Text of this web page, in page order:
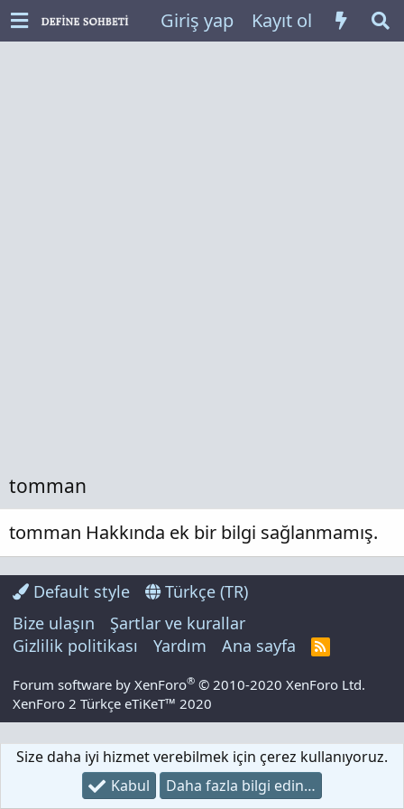
Giriş yap Kayıt ol
tomman
tomman Hakkında ek bir bilgi sağlanmamış.
Default style
Türkçe (TR)
Bize ulaşın
Şartlar ve kurallar
Gizlilik politikası
Yardım Ana sayfa
R
S
Forum software by XenForo® © 2010-2020 XenForo Ltd.
XenForo 2 Türkçe eTiKeT™ 2020
Size daha iyi hizmet verebilmek için çerez kullanıyoruz.
Kabul
Daha fazla bilgi edin…